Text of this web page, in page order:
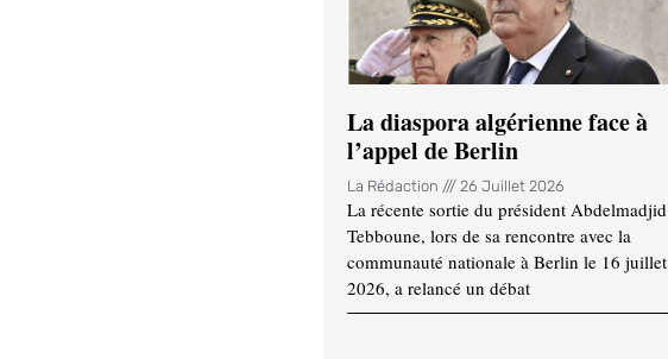
La diaspora algérienne face à
l’appel de Berlin
La Rédaction 26 Juillet 2026
La récente sortie du président Abdelmadjid
Tebboune, lors de sa rencontre avec la
communauté nationale à Berlin le 16 juillet
2026, a relancé un débat